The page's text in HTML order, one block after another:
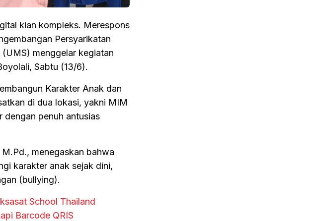
kian kompleks. Merespons
Persyarikatan
menggelar kegiatan
Sabtu (13/6).
Karakter Anak dan
di dua lokasi, yakni MIM
dengan penuh antusias
menegaskan bahwa
karakter anak sejak dini,
(bullying).
School Thailand
Barcode QRIS